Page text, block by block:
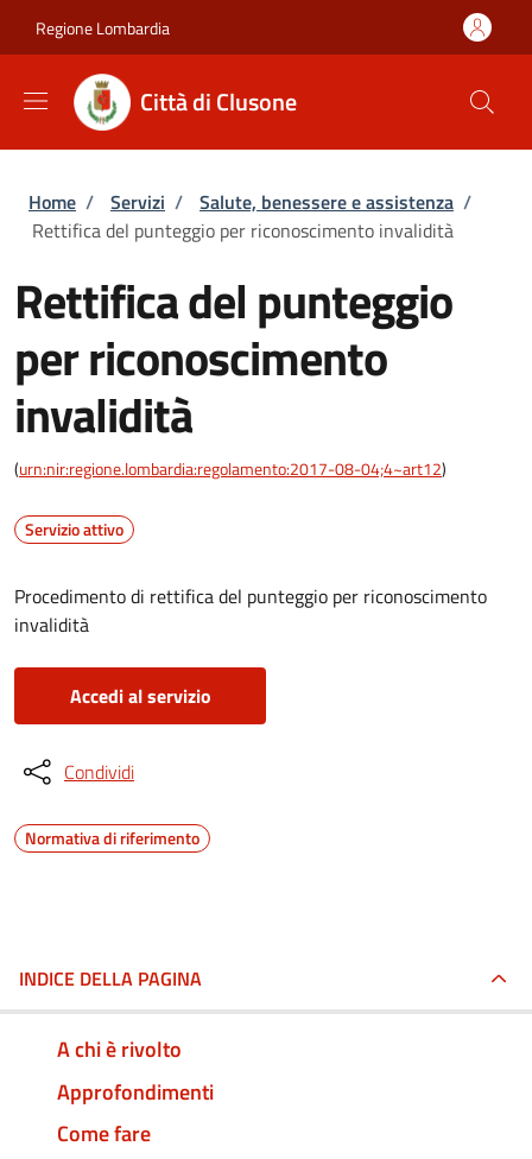
Regione Lombardia
Città di Clusone
Briciole di pane
Home / Servizi / Salute, benessere e assistenza /
Rettifica del punteggio per riconoscimento invalidità
Rettifica del punteggio
per riconoscimento
invalidità
(urn:nir:regione.lombardia:regolamento:2017-08-04;4~art12)
Servizio attivo
Procedimento di rettifica del punteggio per riconoscimento
invalidità
Accedi al servizio
Condividi
Normativa di riferimento
INDICE DELLA PAGINA
A chi è rivolto
Approfondimenti
Come fare